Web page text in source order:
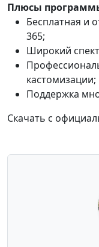
Плюсы
Бесплатная и
365;
Широкий
кастомизации;
Поддержка
Скачать с